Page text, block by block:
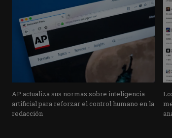
AP actualiza sus normas sobre inteligencia
artificial para reforzar el control humano en la
redacción